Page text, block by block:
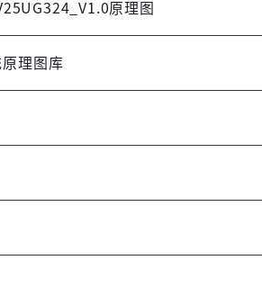
原理图
理图库